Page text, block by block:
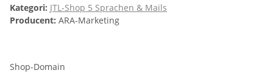
Kategori: JTL-Shop 5 Sprachen & Mails
Producent: ARA-Marketing
Shop-Domain